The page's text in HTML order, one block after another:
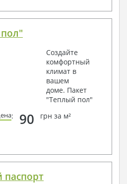
Создайте
комфортный
климат в
вашем
доме. Пакет
"Теплый пол"
: 90 грн за м²
паспорт